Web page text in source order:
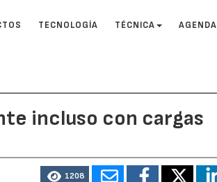
TECNOLOGÍA TÉCNICA AGENDA
incluso con cargas
1208